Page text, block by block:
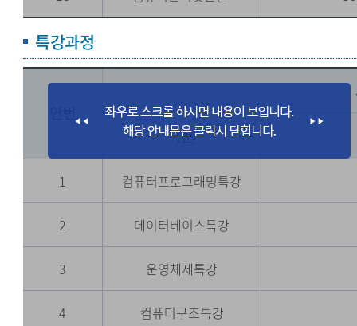
특강과정
국문
1 컴퓨터프로그래밍특강
2 데이터베이스특강
3 운영체제특강
4 컴퓨터구조특강